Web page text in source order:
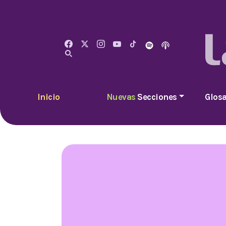
Inicio Nuevas Secciones